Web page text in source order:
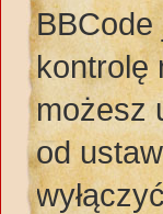
kontrolę
możesz
od